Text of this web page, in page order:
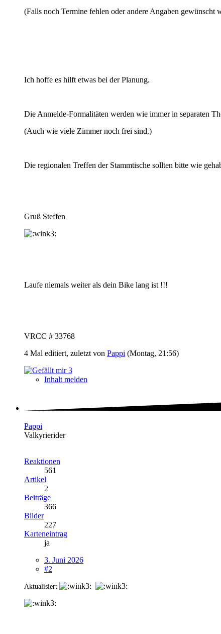
(Falls noch Termine fehlen oder andere Angaben gewünscht
Ich hoffe es hilft etwas bei der Planung.
Die Anmelde-Formalitäten werden wie immer in separaten
(Auch wie viele Zimmer noch frei sind.)
Die regionalen Treffen der Stammtische sollten bitte wie
Gruß Steffen
Laufe niemals weiter als dein Bike lang ist !!!
VRCC # 33768
4 Mal editiert, zuletzt von Pappi (Montag, 21:56)
3
Inhalt melden
Pappi
Valkyrierider
Reaktionen
561
Artikel
2
Beiträge
366
Bilder
227
Karteneintrag
ja
3. Juni 2026
#2
Aktualisiert